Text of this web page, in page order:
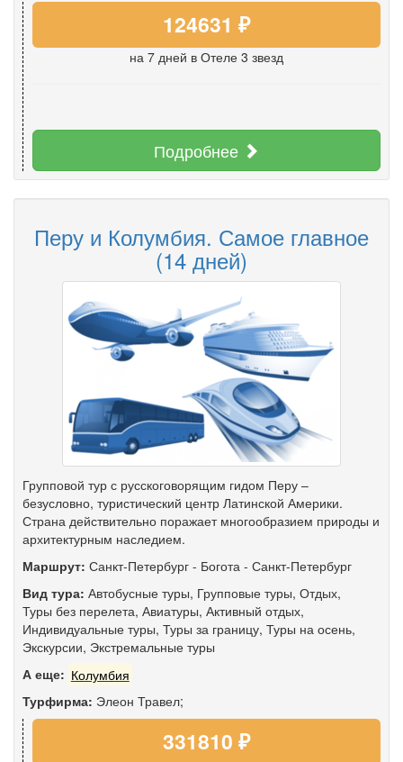
124631 ₽
на 7 дней в Отеле 3 звезд
Подробнее
Перу и Колумбия. Самое главное
(14 дней)
Групповой тур с русскоговорящим гидом Перу –
безусловно, туристический центр Латинской Америки.
Страна действительно поражает многообразием природы и
архитектурным наследием.
Маршрут: Санкт-Петербург - Богота - Санкт-Петербург
Вид тура: Автобусные туры, Групповые туры, Отдых,
Туры без перелета, Авиатуры, Активный отдых,
Индивидуальные туры, Туры за границу, Туры на осень,
Экскурсии, Экстремальные туры
А еще: Колумбия
Турфирма: Элеон Травел;
331810 ₽